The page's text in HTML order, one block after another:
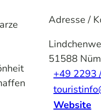
Adresse /
51588
+49 2293
Website